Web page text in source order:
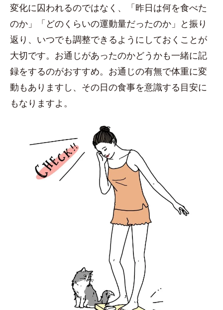
変化に囚われるのではなく、「昨日は何を食べた
のか」「どのくらいの運動量だったのか」と振り
返り、いつでも調整できるようにしておくことが
大切です。お通じがあったのかどうかも一緒に記
録をするのがおすすめ。お通じの有無で体重に変
動もありますし、その日の食事を意識する目安に
もなりますよ。